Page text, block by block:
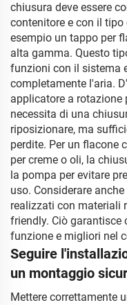
chiusura deve essere
contenitore e con il
esempio un tappo per
alta gamma. Questo
funzioni con il sistema
completamente l'aria.
applicatore a rotazione
necessita di una
riposizionare, ma
perdite. Per un flacone
per creme o oli, la
la pompa per evitare
uso. Considerare
realizzati con materiali
friendly. Ciò garantisce
funzione e migliori nel
Seguire
un montaggio
Mettere correttamente